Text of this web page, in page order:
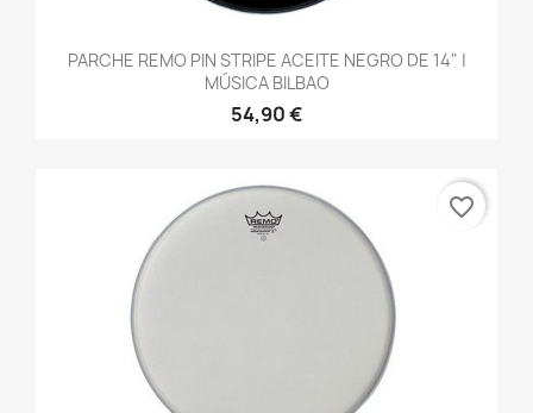
PARCHE REMO PIN STRIPE ACEITE NEGRO DE 14" |
MÚSICA BILBAO
54,90 €
favorite_border